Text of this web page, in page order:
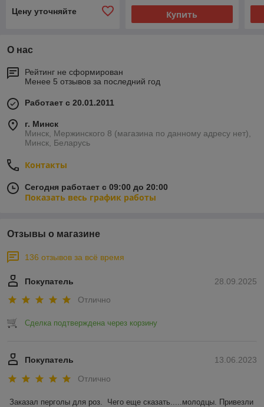
Цену уточняйте Купить
О нас
Рейтинг не сформирован
Менее 5 отзывов за последний год
Работает с 20.01.2011
г. Минск
Минск, Мержинского 8 (магазина по данному адресу нет),
Минск, Беларусь
Контакты
Сегодня работает с 09:00 до 20:00
Показать весь график работы
Отзывы о магазине
136 отзывов за всё время
28.09.2025
Покупатель
Отлично
Сделка подтверждена через корзину
13.06.2023
Покупатель
Отлично
Заказал перголы для роз.  Чего еще сказать.....молодцы. Привезли